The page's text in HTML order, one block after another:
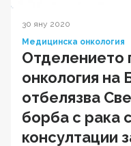
30 яну 2020
Медицинска онкология
Отделението
онкология на
отбелязва
борба с рака
консултации